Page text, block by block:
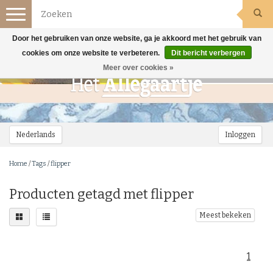
Nederlands Inloggen
Toggle
navigation
Home /Tags /flipper
Producten getagd met flipper
Meest bekeken
1
Door het gebruiken van onze website, ga je akkoord met het gebruik van
cookies om onze website te verbeteren.
Dit bericht verbergen
Meer over cookies »